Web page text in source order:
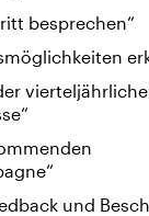
besprechen“
und